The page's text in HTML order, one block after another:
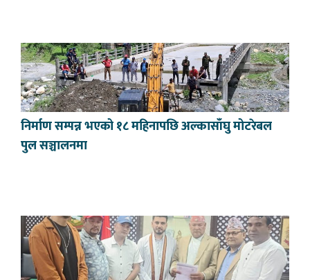
निर्माण सम्पन्न भएको १८ महिनापछि अल्कासाँघु मोटरेबल
पुल सञ्चालनमा